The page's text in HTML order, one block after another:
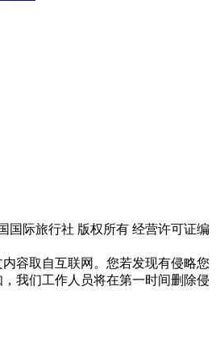
国际旅行社 版权所有 经营许可证编
容取自互联网。您若发现有侵略您
我们工作人员将在第一时间删除侵